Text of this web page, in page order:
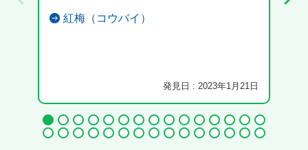
紅梅（コウバイ）
発見日 : 2023年1月21日